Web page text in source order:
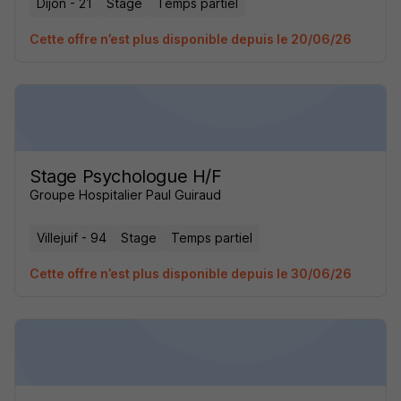
Dijon - 21 Stage Temps partiel
Cette offre n’est plus disponible depuis le 20/06/26
Stage Psychologue H/F
Groupe Hospitalier Paul Guiraud
Villejuif - 94 Stage Temps partiel
Cette offre n’est plus disponible depuis le 30/06/26